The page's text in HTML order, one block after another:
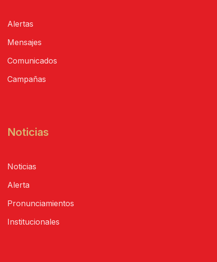
Alertas
Mensajes
Comunicados
Campañas
Noticias
Noticias
Alerta
Pronunciamientos
Institucionales